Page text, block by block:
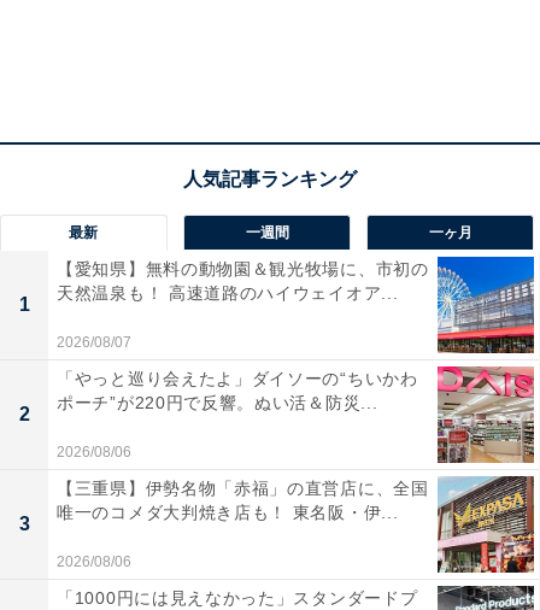
“1カ所で、効率よく済ませたい”に応える核店舗と
専門店
核店舗となる「イオンスタイル金剛」は、通勤・通学の
最新 一週間 一ヶ月
1
【愛知県】無料の動物園＆観光牧場に、市初の
天然温泉も！ 高速道路のハイウェイオア...
2026/08/07
2
「やっと巡り会えたよ」ダイソーの“ちいかわ
ポーチ”が220円で反響。ぬい活＆防災...
2026/08/06
3
【三重県】伊勢名物「赤福」の直営店に、全国
唯一のコメダ大判焼き店も！ 東名阪・伊...
2026/08/06
「1000円には見えなかった」スタンダードプ